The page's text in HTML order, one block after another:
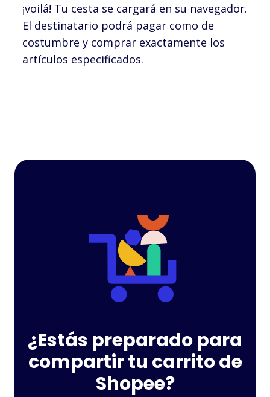
¡voilá! Tu cesta se cargará en su navegador.
El destinatario podrá pagar como de
costumbre y comprar exactamente los
artículos especificados.
¿Estás preparado para
compartir tu carrito de
Shopee?